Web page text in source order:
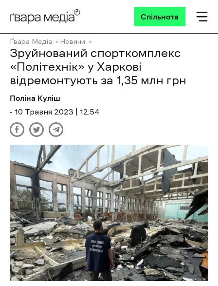
Спільнота
Ґвара Медіа Новини
Зруйнований спорткомплекс
«Політехнік» у Харкові
відремонтують за 1,35 млн грн
Поліна Куліш
- 10 Травня 2023 | 12:54